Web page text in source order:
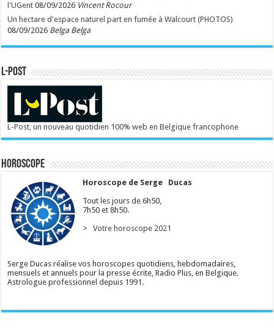
l'UGent 08/09/2026 Vincent Rocour
Un hectare d'espace naturel part en fumée à Walcourt (PHOTOS)
08/09/2026 Belga Belga
L-POST
L-Post, un nouveau quotidien 100% web en Belgique francophone
Horoscope
Horoscope de Serge Ducas
Tout les jours de 6h50,
7h50 et 8h50.
> Votre horoscope 2021
Serge Ducas réalise vos horoscopes quotidiens, hebdomadaires,
mensuels et annuels pour la presse écrite, Radio Plus, en Belgique.
Astrologue professionnel depuis 1991.